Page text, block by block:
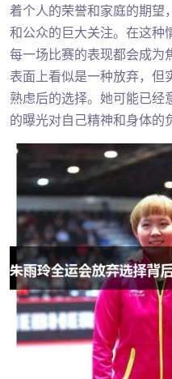
着个人的荣誉和家庭的期望
和公众的巨大关注。在这种
每一场比赛的表现都会成为
表面上看似是一种放弃，但
熟虑后的选择。她可能已经
的曝光对自己精神和身体的